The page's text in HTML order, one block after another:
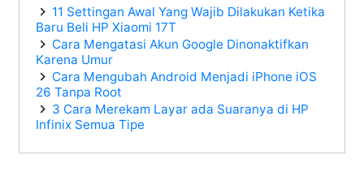
11 Settingan Awal Yang Wajib Dilakukan Ketika
Baru Beli HP Xiaomi 17T
Cara Mengatasi Akun Google Dinonaktifkan
Karena Umur
Cara Mengubah Android Menjadi iPhone iOS
26 Tanpa Root
3 Cara Merekam Layar ada Suaranya di HP
Infinix Semua Tipe